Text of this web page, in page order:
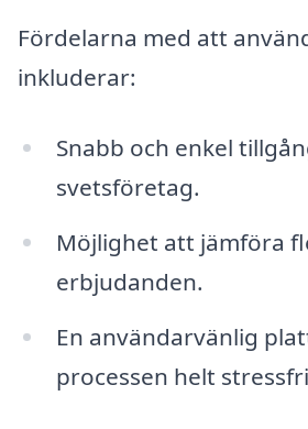
Fördelarna med att
inkluderar:
Snabb och enkel
svetsföretag.
Möjlighet att jämföra
erbjudanden.
En användarvänlig
processen helt